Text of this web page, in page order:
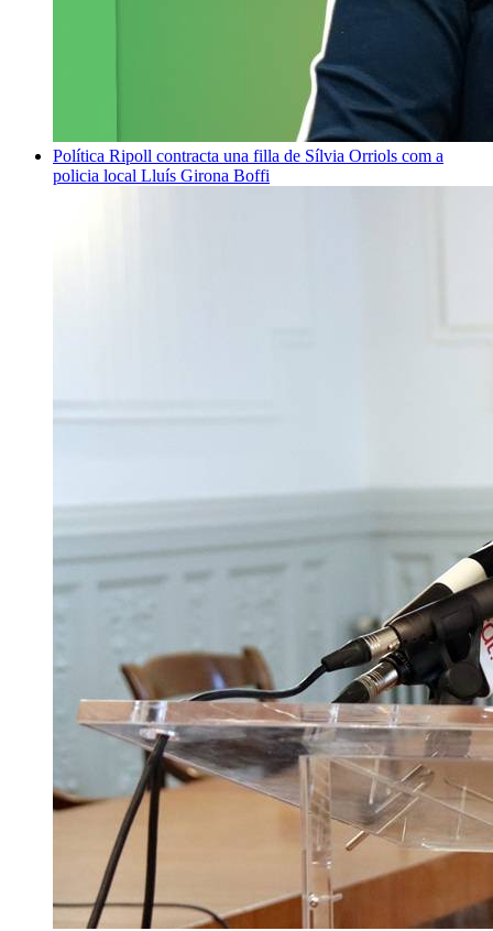
Política Ripoll contracta una filla de Sílvia Orriols com a
policia local Lluís Girona Boffi